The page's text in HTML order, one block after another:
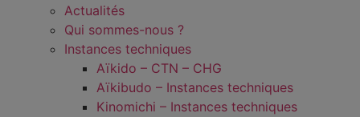
Actualités
Qui sommes-nous ?
Instances techniques
Aïkido – CTN – CHG
Aïkibudo – Instances techniques
Kinomichi – Instances techniques